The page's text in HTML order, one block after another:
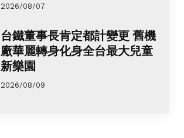
2026/08/07
台鐵董事長肯定都計變更 舊機
廠華麗轉身化身全台最大兒童
新樂園
2026/08/09